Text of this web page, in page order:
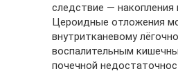
следствие — накопления
Цероидные отложения
внутритканевому
воспалительным
почечной